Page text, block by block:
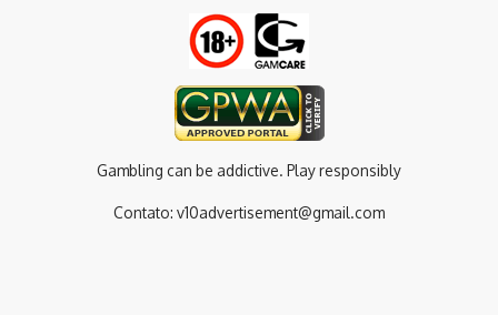
Gambling can be addictive. Play responsibly
Contato: v10advertisement@gmail.com